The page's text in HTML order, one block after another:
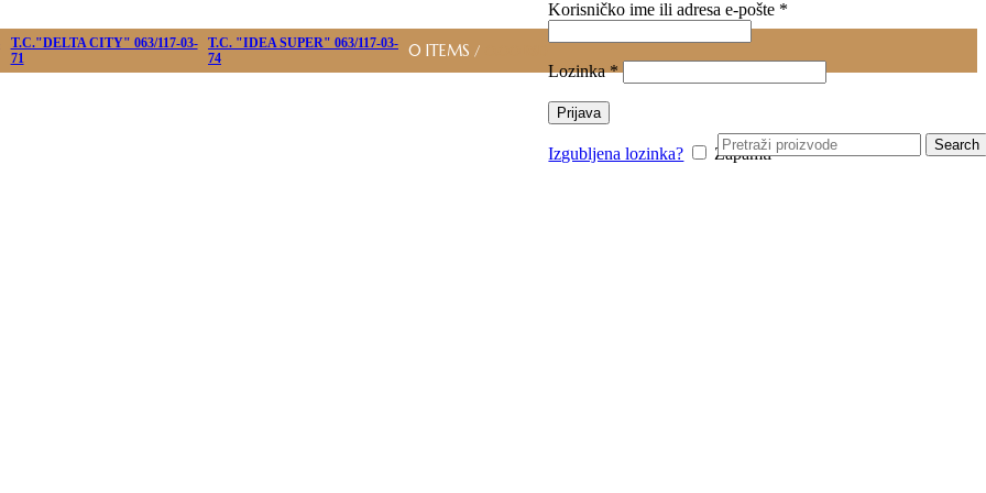
T.C."DELTA CITY" 063/117-03-
71
T.C. "IDEA SUPER" 063/117-03-
74
0ITEMS /
Korisničko ime ili adresa e-pošte *
Lozinka*Obavezno
Prijava
Izgubljena lozinka? Zapamti Search